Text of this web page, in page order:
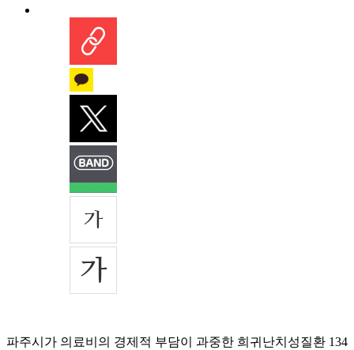
파주시가 의료비의 경제적 부담이 과중한 희귀난치성질환 134